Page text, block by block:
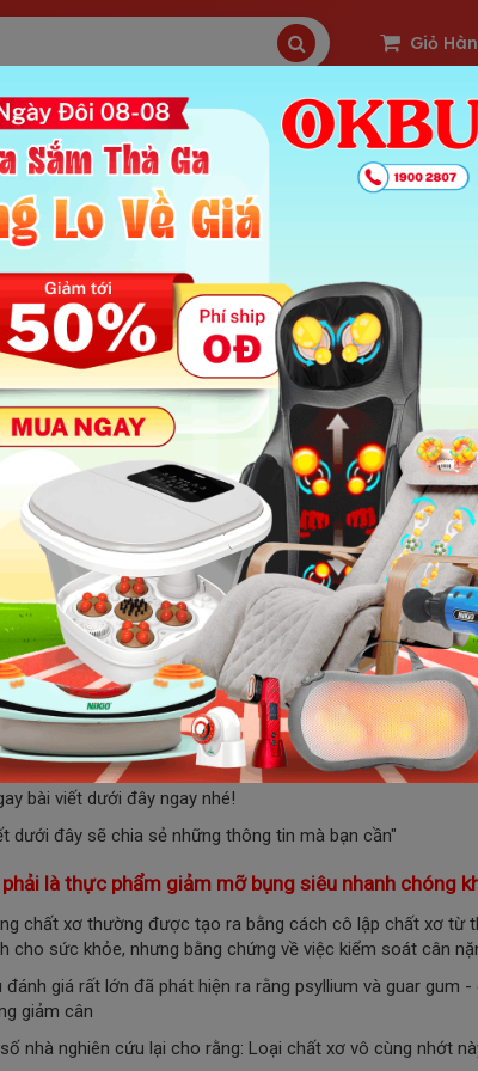
Giỏ
Freeship OKBUY Deal Sản Phẩm Hot
thật sự là thực phẩm giảm mỡ bụng siêu nhanh
| Ngày Đăng Tin: 29-11-2021
Bài
là thực phẩm giảm mỡ bụng siêu nhanh không?
phải là thực phẩm giảm mỡ bụng siêu nhanh chóng không?
xơ là thực phẩm giảm mỡ bụng siêu nhanh chóng hiệu
cung cấp cho bạn vi khuẩn đường ruột thân thiện
nhớt có thể làm giảm sự thèm ăn của bạn, giúp bạn ăn ít
mỡ bụng béo bằng phương thức massage
mỡ bụng bằng đai massage bụng X5 Hanln HL-601
mỡ thừa bằng máy massage cầm tay
Chất xơ có phải là thực phẩm giảm mỡ
tan chủ yếu hoạt động như chất tạo bọt, bổ sung thêm
hưởng đáng kể đến sức khỏe và sự trao đổi chất - cũng
là thực phẩm giảm mỡ bụng siêu nhanh". Vậy thực sự
bài viết dưới đây ngay nhé!
dưới đây sẽ chia sẻ những thông tin mà bạn cần"
là thực phẩm giảm mỡ bụng siêu nhanh chóng
chất xơ thường được tạo ra bằng cách cô lập chất xơ từ
cho sức khỏe, nhưng bằng chứng về việc kiểm soát cân
giá rất lớn đã phát hiện ra rằng psyllium và guar gum
giảm cân
nhà nghiên cứu lại cho rằng: Loại chất xơ vô cùng nhớt